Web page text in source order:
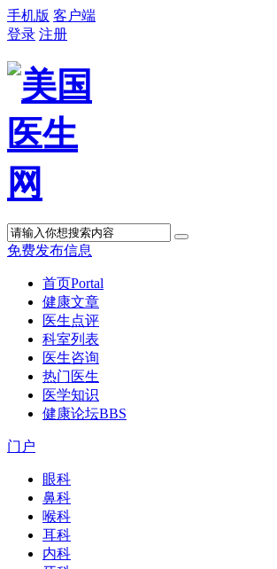
手机版 客户端
登录 注册
免费发布信息
首页Portal
健康文章
医生点评
科室列表
医生咨询
热门医生
医学知识
健康论坛BBS
门户
眼科
鼻科
喉科
耳科
内科